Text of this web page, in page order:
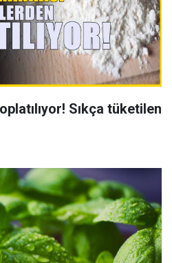
Sıkça tüketilen